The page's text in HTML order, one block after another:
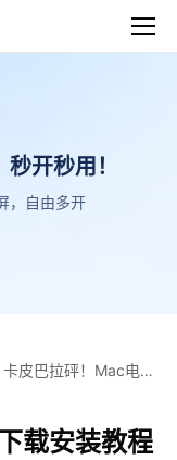
开秒用！
，自由多开
卡皮巴拉砰！Mac电脑
攻略载安装教程